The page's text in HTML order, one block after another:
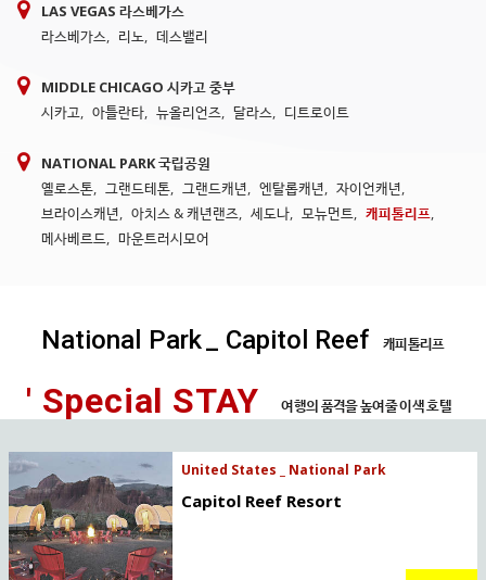
LAS VEGAS 라스베가스
라스베가스, 리노, 데스밸리
MIDDLE CHICAGO 시카고 중부
시카고, 아틀란타, 뉴올리언즈, 달라스, 디트로이트
NATIONAL PARK 국립공원
옐로스톤, 그랜드테톤, 그랜드캐년, 엔탈롭캐년, 자이언캐년,
브라이스캐년, 아치스 & 캐년랜즈, 세도나, 모뉴먼트, 캐피톨리프,
메사베르드, 마운트러시모어
National Park_ Capitol Reef 캐피톨리프
' Special STAY 여행의 품격을 높여줄 이색 호텔
United States _ National Park
Capitol Reef Resort